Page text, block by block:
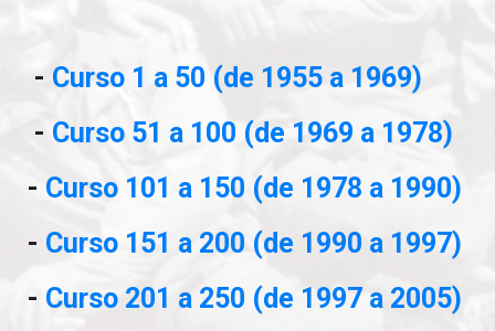
- Curso 1 a 50 (de 1955 a 1969)
- Curso 51 a 100 (de 1969 a 1978)
- Curso 101 a 150 (de 1978 a 1990)
- Curso 151 a 200 (de 1990 a 1997)
- Curso 201 a 250 (de 1997 a 2005)